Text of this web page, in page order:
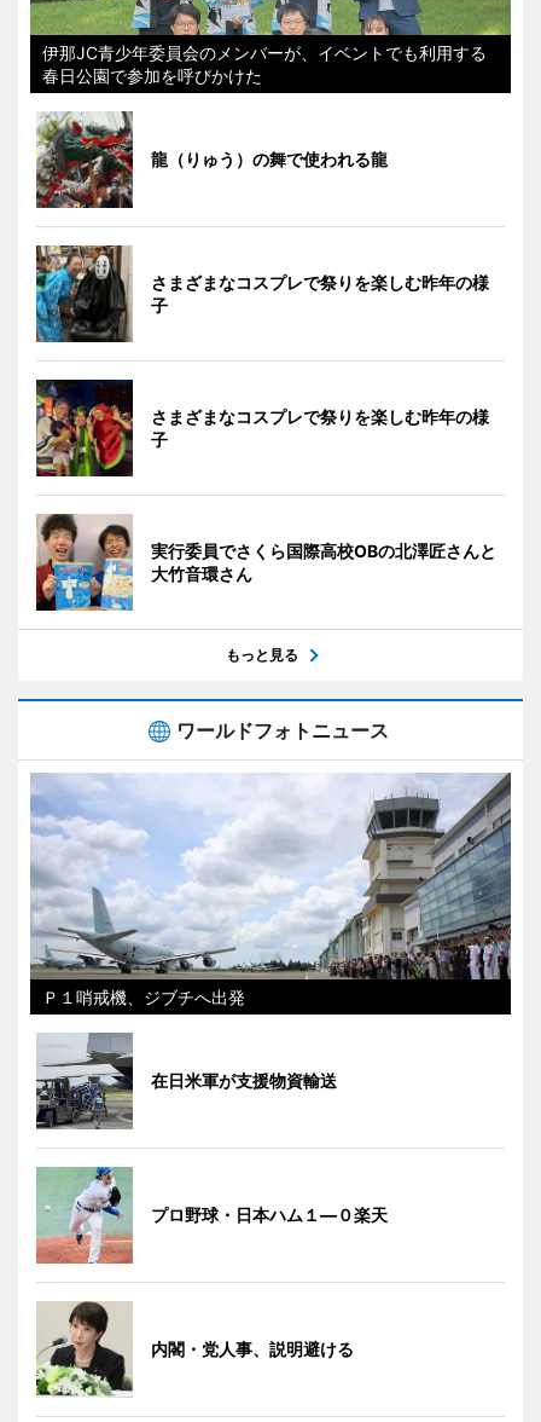
伊那JC青少年委員会のメンバーが、イベントでも利用する
春日公園で参加を呼びかけた
龍（りゅう）の舞で使われる龍
さまざまなコスプレで祭りを楽しむ昨年の様
子
さまざまなコスプレで祭りを楽しむ昨年の様
子
実行委員でさくら国際高校OBの北澤匠さんと
大竹音環さん
もっと見る
ワールドフォトニュース
Ｐ１哨戒機、ジブチへ出発
在日米軍が支援物資輸送
プロ野球・日本ハム１―０楽天
内閣・党人事、説明避ける